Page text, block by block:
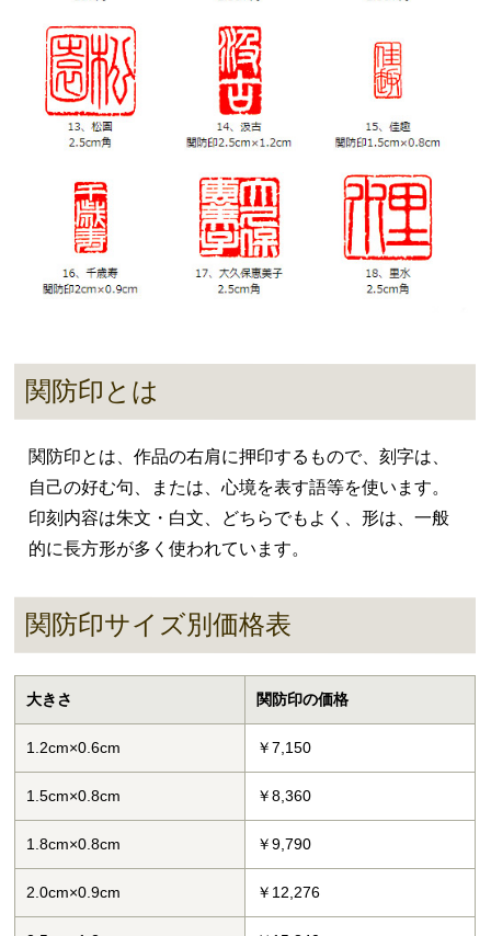
関防印とは
関防印とは、作品の右肩に押印するもので、刻字は、
自己の好む句、または、心境を表す語等を使います。
印刻内容は朱文・白文、どちらでもよく、形は、一般
的に長方形が多く使われています。
関防印サイズ別価格表
大きさ 関防印の価格
1.2cm×0.6cm ￥7,150
1.5cm×0.8cm ￥8,360
1.8cm×0.8cm ￥9,790
2.0cm×0.9cm ￥12,276